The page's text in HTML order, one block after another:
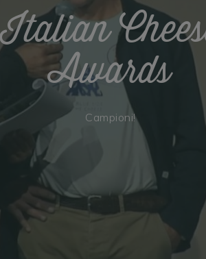
Italian
Awards
Campioni!